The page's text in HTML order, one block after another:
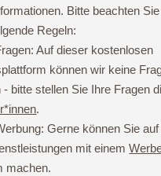
Bitte beachten
Regeln:
Auf dieser kostenlosen
können wir keine
- bitte stellen Sie Ihre Fragen
.
Gerne können Sie auf
mit einem
machen.